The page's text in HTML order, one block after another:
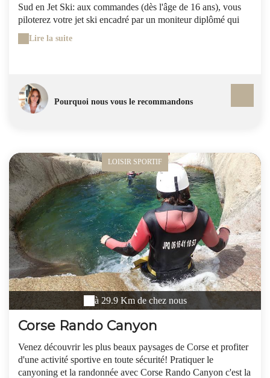
Sud en Jet Ski: aux commandes (dès l'âge de 16 ans), vous
piloterez votre jet ski encadré par un moniteur diplômé qui
vous transmettra sa passion pour cette activité mais également
poru notre ile. SENSATIONS et DECOUVERTE
Lire la suite
Pourquoi nous vous le recommandons
LOISIR SPORTIF
à 29.9 Km de chez nous
Corse Rando Canyon
Venez découvrir les plus beaux paysages de Corse et profiter
d'une activité sportive en toute sécurité! Pratiquer le
canyoning et la randonnée avec Corse Rando Canyon c'est la